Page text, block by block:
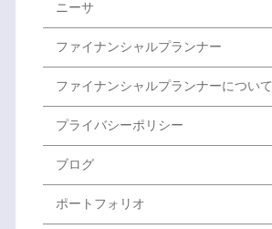
ニーサ
ファイナンシャルプランナー
ファイナンシャルプランナーについて
プライバシーポリシー
ブログ
ポートフォリオ